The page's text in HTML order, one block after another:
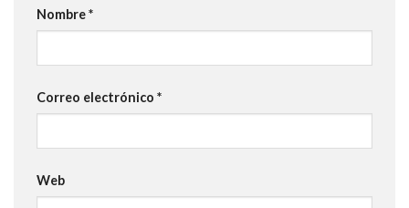
Nombre*
Correo electrónico *
Web